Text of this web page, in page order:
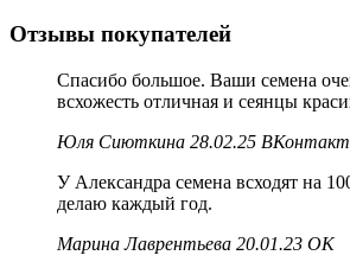
Отзывы покупателей
Спасибо большое. Ваши семена
всхожесть отличная и сеянцы
Юля Сиюткина 28.02.25
У Александра семена всходят на
делаю каждый год.
Марина Лаврентьева 20.01.23 ОК